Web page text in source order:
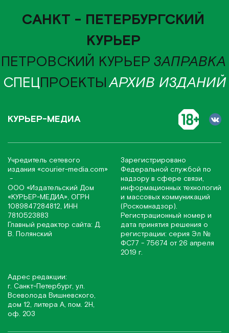
САНКТ - ПЕТЕРБУРГСКИЙ
КУРЬЕР
ПЕТРОВСКИЙ КУРЬЕР ЗАПРАВКА
СПЕЦПРОЕКТЫАРХИВ ИЗДАНИЙ
КУРЬЕР-МЕДИА
Учредитель сетевого
издания «соurier-media.com»
-
ООО «Издательский Дом
«КУРЬЕР-МЕДИА», ОГРН
1089847284812, ИНН
7810523883
Главный редактор сайта: Д.
В. Полянский
Зарегистрировано
Федеральной службой по
надзору в сфере связи,
информационных технологий
и массовых коммуникаций
(Роскомнадзор).
Регистрационный номер и
дата принятия решения о
регистрации: серия Эл №
ФС77 - 75674 от 26 апреля
2019 г.
Адрес редакции:
г. Санкт-Петербург, ул.
Всеволода Вишневского,
дом 12, литера А, пом. 2Н,
оф. 203